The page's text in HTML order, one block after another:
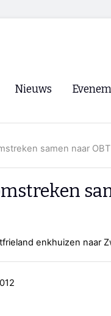
Nieuws
RSS
WK
samen naar
enkhuizen naar